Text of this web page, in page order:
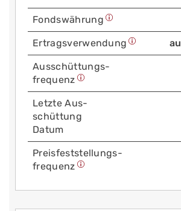
Fonds­währung
Ertrags­verwendung
Aus­schüttungs­
frequenz
Letzte Aus­
schüttung
Datum
Preis­fest­stellungs­
frequenz